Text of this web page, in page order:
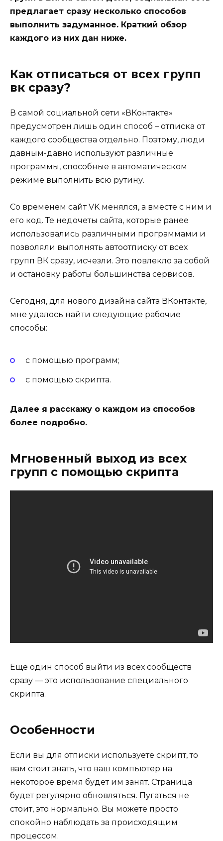
предлагает сразу несколько способов
выполнить задуманное. Краткий обзор
каждого из них дан ниже.
Как отписаться от всех групп
вк сразу?
В самой социальной сети «ВКонтакте»
предусмотрен лишь один способ – отписка от
каждого сообщества отдельно. Поэтому, люди
давным-давно используют различные
программы, способные в автоматическом
режиме выполнить всю рутину.
Со временем сайт VK менялся, а вместе с ним и
его код. Те недочеты сайта, которые ранее
использовались различными программами и
позволяли выполнять автоотписку от всех
групп ВК сразу, исчезли. Это повлекло за собой
и остановку работы большинства сервисов.
Сегодня, для нового дизайна сайта ВКонтакте,
мне удалось найти следующие рабочие
способы:
с помощью программ;
с помощью скрипта.
Далее я расскажу о каждом из способов
более подробно.
Мгновенный выход из всех
групп с помощью скрипта
Еще один способ выйти из всех сообществ
сразу — это использование специального
скрипта.
Особенности
Если вы для отписки используете скрипт, то
вам стоит знать, что ваш компьютер на
некоторое время будет им занят. Страница
будет регулярно обновляться. Пугаться не
стоит, это нормально. Вы можете просто
спокойно наблюдать за происходящим
процессом.